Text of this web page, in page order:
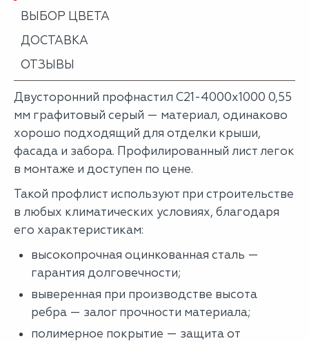
ВЫБОР ЦВЕТА
ДОСТАВКА
ОТЗЫВЫ
Двусторонний профнастил С21-4000х1000 0,55
мм графитовый серый — материал, одинаково
хорошо подходящий для отделки крыши,
фасада и забора. Профилированный лист легок
в монтаже и доступен по цене.
Такой профлист используют при строительстве
в любых климатических условиях, благодаря
его характеристикам:
высокопрочная оцинкованная сталь —
гарантия долговечности;
выверенная при производстве высота
ребра — залог прочности материала;
полимерное покрытие — защита от